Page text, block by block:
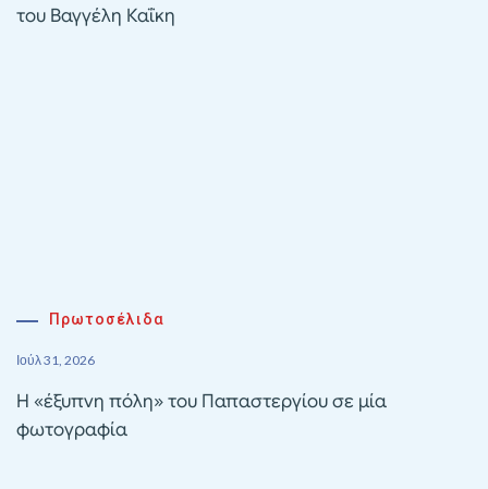
του Βαγγέλη Καΐκη
Πρωτοσέλιδα
Ιούλ 31, 2026
Η «έξυπνη πόλη» του Παπαστεργίου σε μία
φωτογραφία